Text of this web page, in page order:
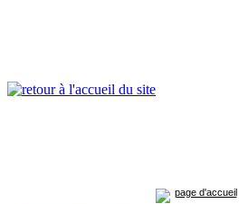
page d'accueil